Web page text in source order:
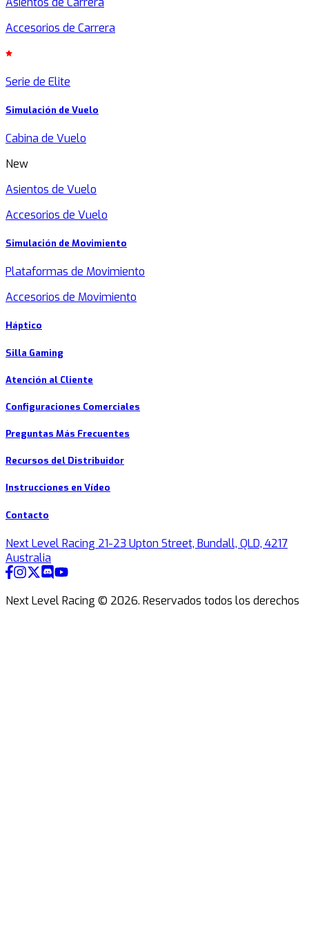
Accesorios de Carrera
Serie de Elite
Simulación de Vuelo
Cabina de Vuelo
New
Asientos de Vuelo
Accesorios de Vuelo
Simulación de Movimiento
Plataformas de Movimiento
Accesorios de Movimiento
Háptico
Silla Gaming
Atención al Cliente
Configuraciones Comerciales
Preguntas Más Frecuentes
Recursos del Distribuidor
Instrucciones en Vídeo
Contacto
Next Level Racing 21-23 Upton Street, Bundall, QLD, 4217
Australia
Next Level Racing © 2026. Reservados todos los derechos